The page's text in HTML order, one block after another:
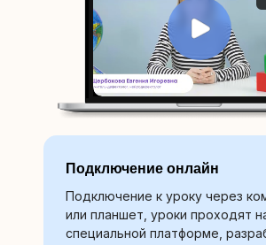
Подключение к уроку через
или планшет, уроки проходят
специальной платформе,
Подключение онлайн